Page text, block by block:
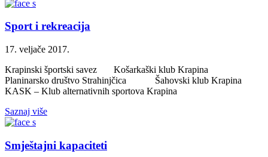
Sport i rekreacija
17. veljače 2017.
Krapinski športski savez Košarkaški klub Krapina
Planinarsko društvo Strahinjčica Šahovski klub Krapina
KASK – Klub alternativnih sportova Krapina
Saznaj više
Smještajni kapaciteti